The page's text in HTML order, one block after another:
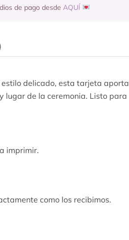
de pago desde AQUÍ
estilo delicado, esta tarjeta aporta
lugar de la ceremonia. Listo para
imprimir.
como los recibimos.